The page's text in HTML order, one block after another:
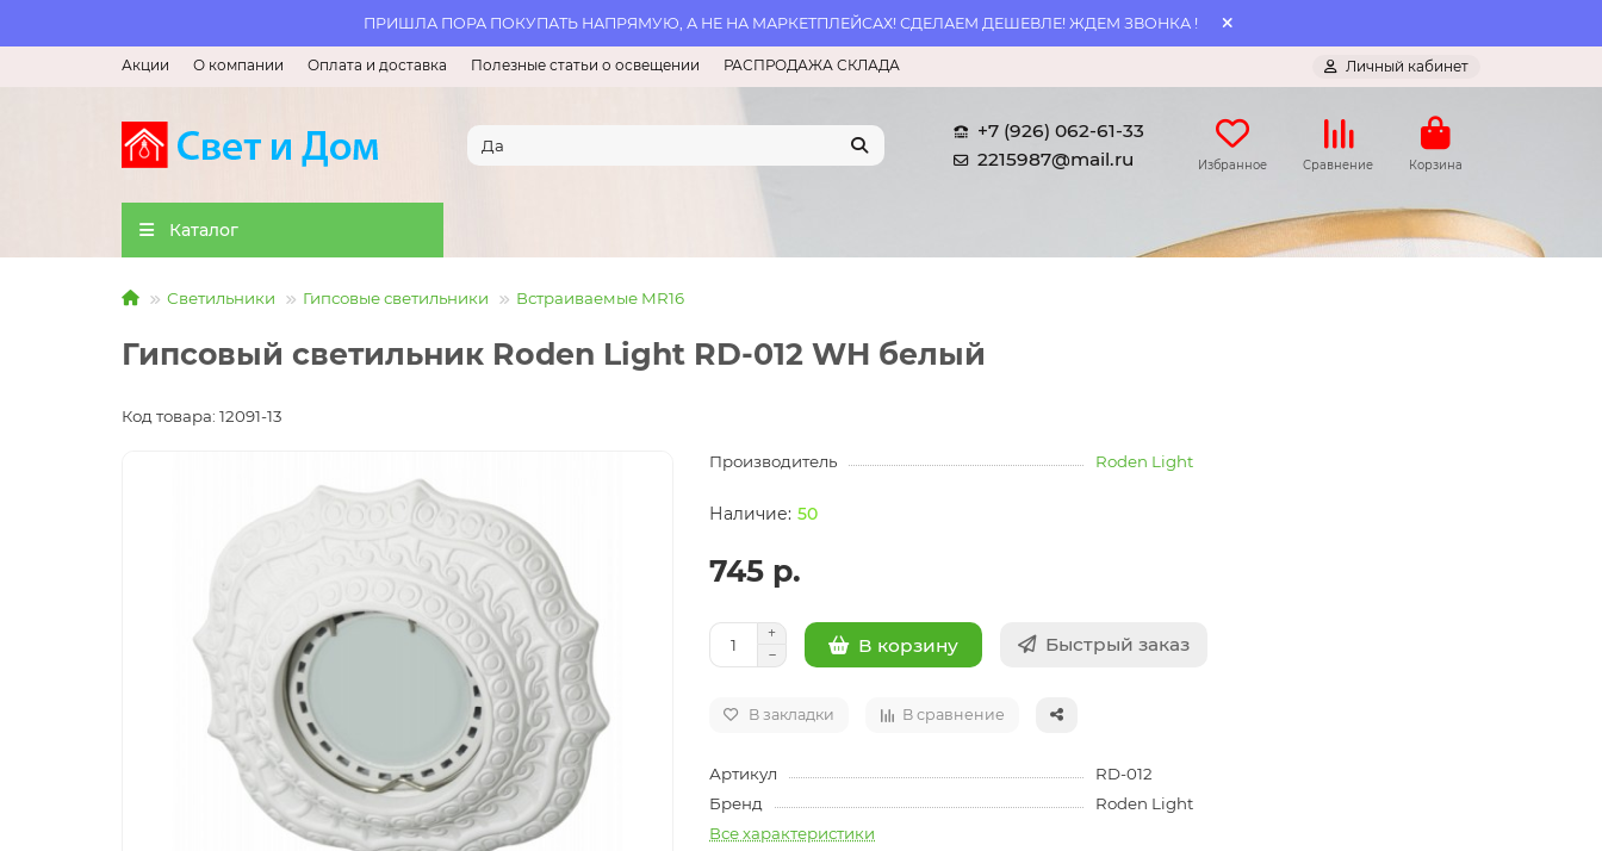
ПРИШЛА ПОРА ПОКУПАТЬ НАПРЯМУЮ, А НЕ НА МАРКЕТПЛЕЙСАХ! СДЕЛАЕМ ДЕШЕВЛЕ! ЖДЕМ ЗВОНКА !
Акции О компании Оплата и доставка Полезные статьи о освещении РАСПРОДАЖА СКЛАДА Личный кабинет
+7 (926) 062-61-33
2215987@mail.ru
Избранное Сравнение Корзина
Каталог
Светильники Гипсовые светильники Встраиваемые MR16
Гипсовый светильник Roden Light RD-012 WH белый
Код товара: 12091-13
Производитель Roden Light
50
745 р.
В корзину Быстрый заказ
В закладки В сравнение
Артикул
RD-012
Бренд
Roden Light
Все характеристики